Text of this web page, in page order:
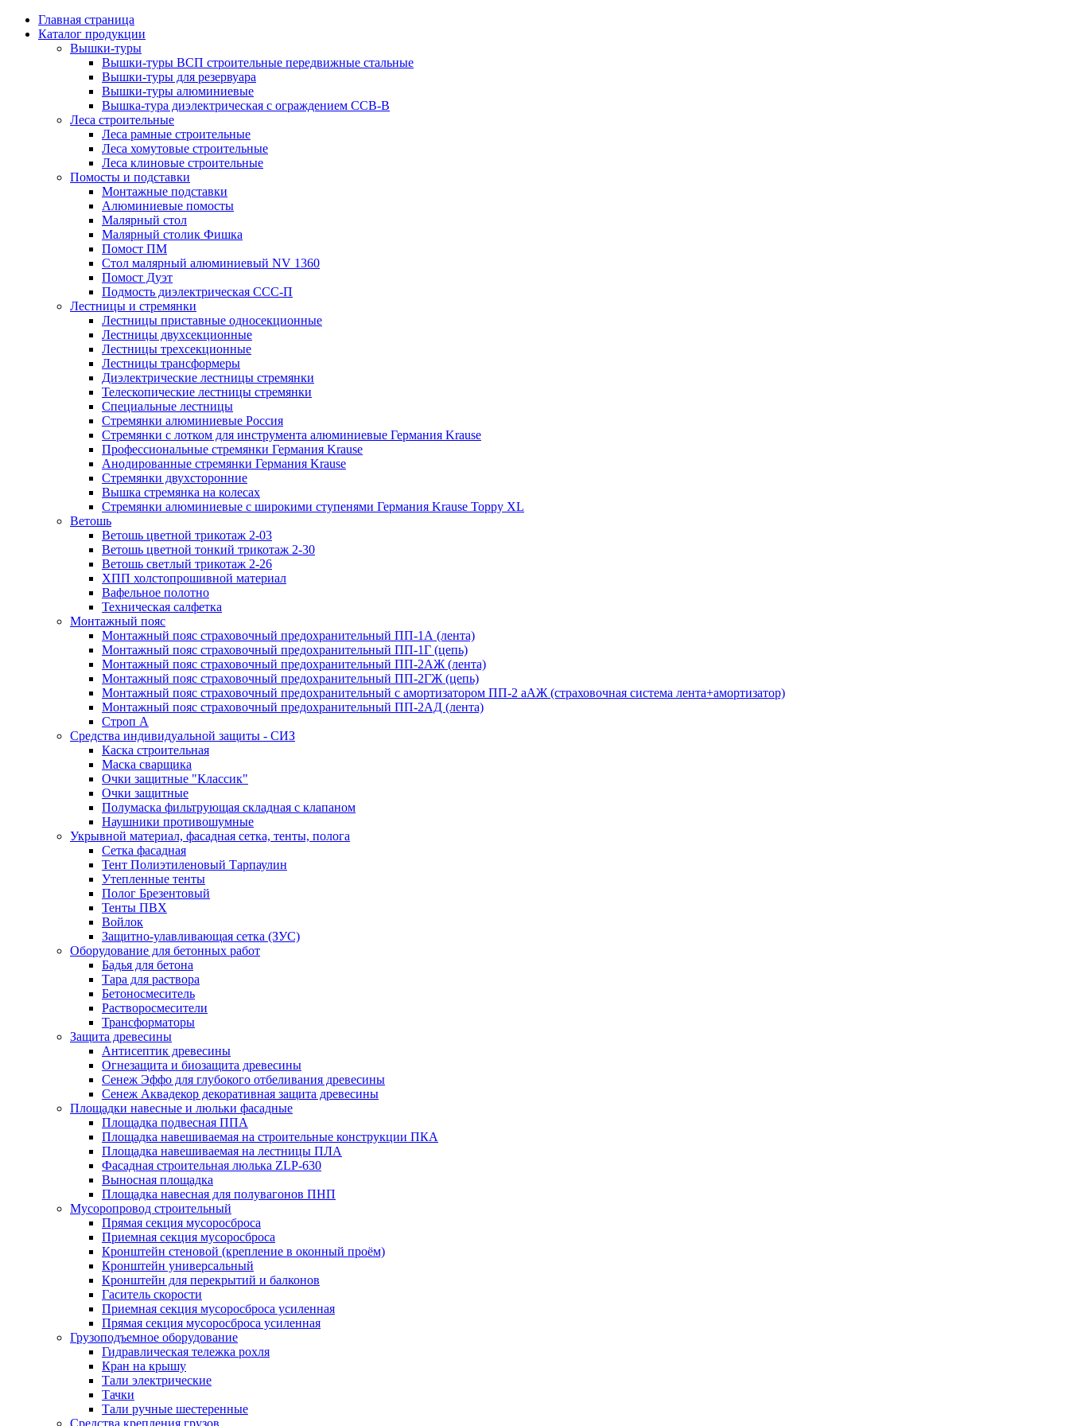
Главная страница
Каталог продукции
Вышки-туры
Вышки-туры ВСП строительные передвижные стальные
Вышки-туры для резервуара
Вышки-туры алюминиевые
Вышка-тура диэлектрическая с ограждением ССВ-В
Леса строительные
Леса рамные строительные
Леса хомутовые строительные
Леса клиновые строительные
Помосты и подставки
Монтажные подставки
Алюминиевые помосты
Малярный стол
Малярный столик Фишка
Помост ПМ
Стол малярный алюминиевый NV 1360
Помост Дуэт
Подмость диэлектрическая ССС-П
Лестницы и стремянки
Лестницы приставные односекционные
Лестницы двухсекционные
Лестницы трехсекционные
Лестницы трансформеры
Диэлектрические лестницы стремянки
Телескопические лестницы стремянки
Специальные лестницы
Стремянки алюминиевые Россия
Стремянки c лотком для инструмента алюминиевые Германия Krause
Профессиональные стремянки Германия Krause
Анодированные стремянки Германия Krause
Стремянки двухсторонние
Вышка стремянка на колесах
Стремянки алюминиевые c широкими ступенями Германия Krause Toppy XL
Ветошь
Ветошь цветной трикотаж 2-03
Ветошь цветной тонкий трикотаж 2-30
Ветошь светлый трикотаж 2-26
ХПП холстопрошивной материал
Вафельное полотно
Техническая салфетка
Монтажный пояс
Монтажный пояс страховочный предохранительный ПП-1А (лента)
Монтажный пояс страховочный предохранительный ПП-1Г (цепь)
Монтажный пояс страховочный предохранительный ПП-2АЖ (лента)
Монтажный пояс страховочный предохранительный ПП-2ГЖ (цепь)
Монтажный пояс страховочный предохранительный с амортизатором ПП-2 аАЖ (страховочная система лента+амортизатор)
Монтажный пояс страховочный предохранительный ПП-2АД (лента)
Строп А
Средства индивидуальной защиты - СИЗ
Каска строительная
Маска сварщика
Очки защитные "Классик"
Очки защитные
Полумаска фильтрующая складная с клапаном
Наушники противошумные
Укрывной материал, фасадная сетка, тенты, полога
Сетка фасадная
Тент Полиэтиленовый Тарпаулин
Утепленные тенты
Полог Брезентовый
Тенты ПВХ
Войлок
Защитно-улавливающая сетка (ЗУС)
Оборудование для бетонных работ
Бадья для бетона
Тара для раствора
Бетоносмеситель
Растворосмесители
Трансформаторы
Защита древесины
Антисептик древесины
Огнезащита и биозащита древесины
Сенеж Эффо для глубокого отбеливания древесины
Сенеж Аквадекор декоративная защита древесины
Площадки навесные и люльки фасадные
Площадка подвесная ППА
Площадка навешиваемая на строительные конструкции ПКА
Площадка навешиваемая на лестницы ПЛА
Фасадная строительная люлька ZLP-630
Выносная площадка
Площадка навесная для полувагонов ПНП
Мусоропровод строительный
Прямая секция мусоросброса
Приемная секция мусоросброса
Кронштейн стеновой (крепление в оконный проём)
Кронштейн универсальный
Кронштейн для перекрытий и балконов
Гаситель скорости
Приемная секция мусоросброса усиленная
Прямая секция мусоросброса усиленная
Грузоподъемное оборудование
Гидравлическая тележка рохля
Кран на крышу
Тали электрические
Тачки
Тали ручные шестеренные
Средства крепления грузов